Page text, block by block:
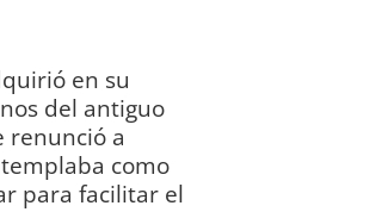
en su
del antiguo
renunció a
como
para facilitar el